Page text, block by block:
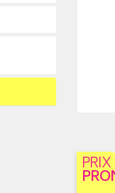
PRIX